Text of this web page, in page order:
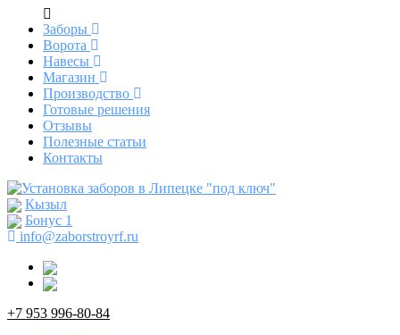
Заборы
Ворота
Навесы
Магазин
Производство
Готовые решения
Отзывы
Полезные статьи
Контакты
Кызыл
Бонус 1
info@zaborstroyrf.ru
+7 953 996-80-84